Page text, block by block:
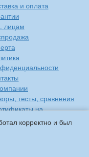
корректно и был
и оплата
лицам
тесты, сравнения
на
на русском